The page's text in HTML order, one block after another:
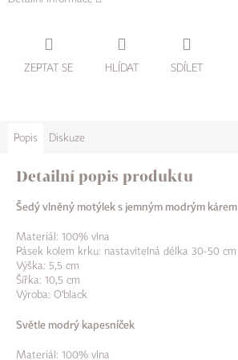
ZEPTAT SE HLÍDAT SDÍLET
Popis Diskuze
Detailní popis produktu
Šedý vlněný motýlek s jemným modrým kárem
Materiál: 100% vlna
Pásek kolem krku: nastavitelná délka 30-50 cm
Výška: 5,5 cm
Šířka: 10,5 cm
Výroba: O'black
Světle modrý kapesníček
Materiál: 100% vlna